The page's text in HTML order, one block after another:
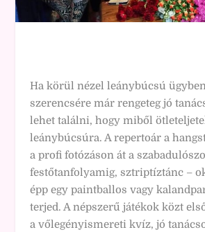
Ha körül nézel leánybúcsú
szerencsére már rengeteg jó
lehet találni, hogy miből
leánybúcsúra. A repertoár a
a profi fotózáson át a
festőtanfolyamig, sztriptíztánc –
épp egy paintballos vagy
terjed. A népszerű játékok közt
a vőlegényismereti kvíz, jó